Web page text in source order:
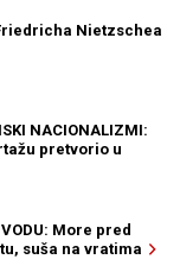
Nietzschea
NACIONALIZMI:
pretvorio u
VODU: More pred
suša na vratima